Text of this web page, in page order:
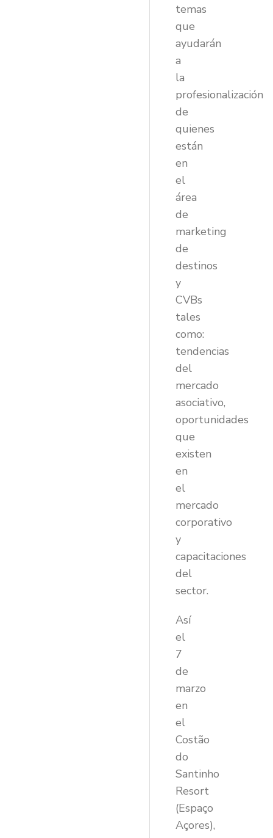
temas
que
ayudarán
a
la
profesionalización
de
quienes
están
en
el
área
de
marketing
de
destinos
y
CVBs
tales
como:
tendencias
del
mercado
asociativo,
oportunidades
que
existen
en
el
mercado
corporativo
y
capacitaciones
del
sector.
Así
el
7
de
marzo
en
el
Costão
do
Santinho
Resort
(Espaço
Açores),